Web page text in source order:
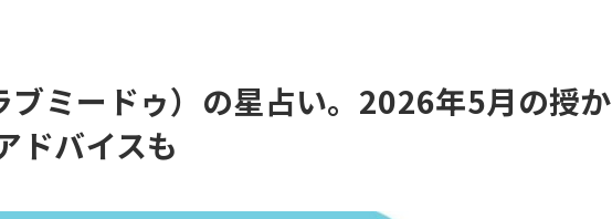
ブミードゥ）の星占い。2026年5月の授か
ドバイスも